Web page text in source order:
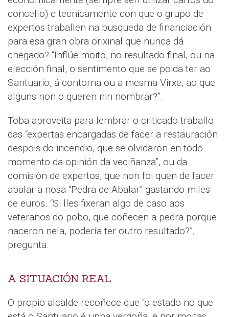
concello) e tecnicamente con que o grupo de
expertos traballen na busqueda de financiación
para esa gran obra orixinal que nunca dá
chegado? “Inflúe moito, no resultado final, ou na
elección final, o sentimento que se poida ter ao
Santuario, á contorna ou a mesma Virxe, ao que
alguns non o queren nin nombrar?”.
Toba aproveita para lembrar o criticado traballo
das “expertas encargadas de facer a restauración
despois do incendio, que se olvidaron en todo
momento da opinión da veciñanza”, ou da
comisión de expertos, que non foi quen de facer
abalar a nosa “Pedra de Abalar” gastando miles
de euros. “Si lles fixeran algo de caso aos
veteranos do pobo, que coñecen a pedra porque
naceron nela, podería ter outro resultado?”,
pregunta.
A SITUACIÓN REAL
O propio alcalde recoñece que “o estado no que